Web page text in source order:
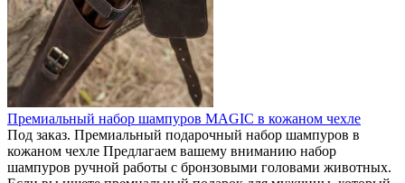
Премиальный набор шампуров MAGIC в кожаном чехле
Под заказ. Премиальный подарочный набор шампуров в
кожаном чехле Предлагаем вашему вниманию набор
шампуров ручной работы с бронзовыми головами животных.